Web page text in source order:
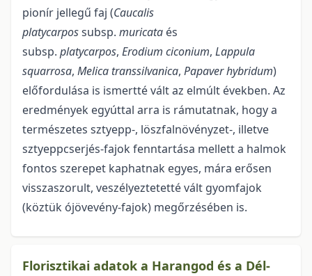
pionír jellegű faj (Caucalis
platycarpossubsp. muricata és
subsp. platycarpos, Erodium ciconium, Lappula
squarrosa, Melica transsilvanica, Papaver hybridum)
előfordulása is ismertté vált az elmúlt években. Az
eredmények egyúttal arra is rámutatnak, hogy a
természetes sztyepp-, löszfalnövényzet-, illetve
sztyeppcserjés-fajok fenntartása mellett a halmok
fontos szerepet kaphatnak egyes, mára erősen
visszaszorult, veszélyeztetetté vált gyomfajok
(köztük ójövevény-fajok) megőrzésében is.
Florisztikai adatok a Harangod és a Dél-